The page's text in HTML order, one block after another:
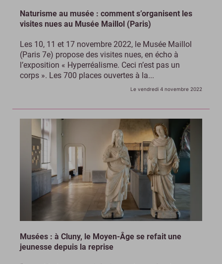
Naturisme au musée : comment s’organisent les
visites nues au Musée Maillol (Paris)
Les 10, 11 et 17 novembre 2022, le Musée Maillol
(Paris 7e) propose des visites nues, en écho à
l’exposition « Hyperréalisme. Ceci n’est pas un
corps ». Les 700 places ouvertes à la...
Le vendredi 4 novembre 2022
Musées : à Cluny, le Moyen-Âge se refait une
jeunesse depuis la reprise